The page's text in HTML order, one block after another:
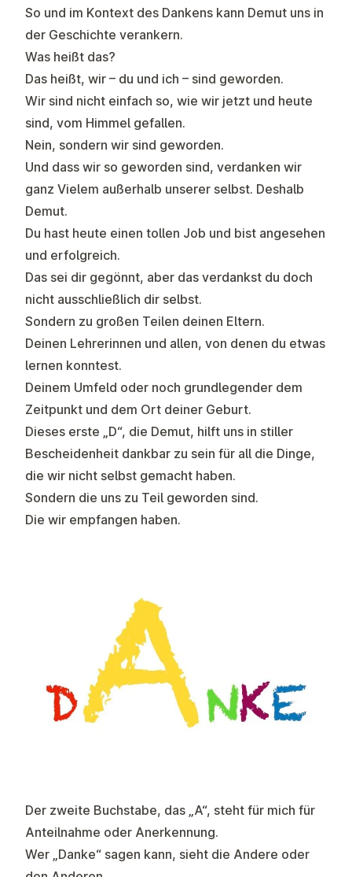
So und im Kontext des Dankens kann Demut uns in
der Geschichte verankern.
Was heißt das?
Das heißt, wir – du und ich – sind geworden.
Wir sind nicht einfach so, wie wir jetzt und heute
sind, vom Himmel gefallen.
Nein, sondern wir sind geworden.
Und dass wir so geworden sind, verdanken wir
ganz Vielem außerhalb unserer selbst. Deshalb
Demut.
Du hast heute einen tollen Job und bist angesehen
und erfolgreich.
Das sei dir gegönnt, aber das verdankst du doch
nicht ausschließlich dir selbst.
Sondern zu großen Teilen deinen Eltern.
Deinen Lehrerinnen und allen, von denen du etwas
lernen konntest.
Deinem Umfeld oder noch grundlegender dem
Zeitpunkt und dem Ort deiner Geburt.
Dieses erste „D“, die Demut, hilft uns in stiller
Bescheidenheit dankbar zu sein für all die Dinge,
die wir nicht selbst gemacht haben.
Sondern die uns zu Teil geworden sind.
Die wir empfangen haben.
Der zweite Buchstabe, das „A“, steht für mich für
Anteilnahme oder Anerkennung.
Wer „Danke“ sagen kann, sieht die Andere oder